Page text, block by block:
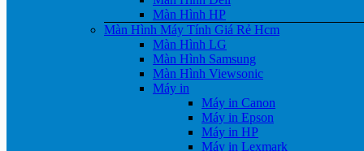
Màn Hình HP
Màn Hình Máy Tính Giá Rẻ Hcm
Màn Hình LG
Màn Hình Samsung
Màn Hình Viewsonic
Máy in
Máy in Canon
Máy in Epson
Máy in HP
Máy in Lexmark